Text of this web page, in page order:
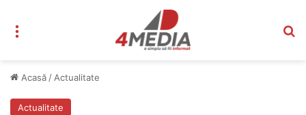
Acasă / Actualitate
Actualitate